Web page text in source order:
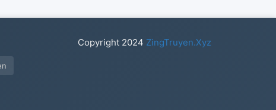
Copyright 2024 ZingTruyen.Xyz